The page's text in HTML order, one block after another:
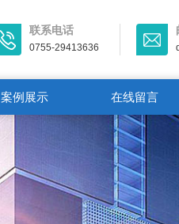
联系电话
0755-29413636
案例展示 在线留言